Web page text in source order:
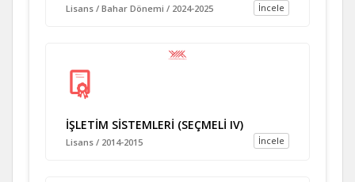
İncele
Lisans / Bahar Dönemi / 2024-2025
İŞLETİM SİSTEMLERİ (SEÇMELİ IV)
İncele
Lisans / 2014-2015